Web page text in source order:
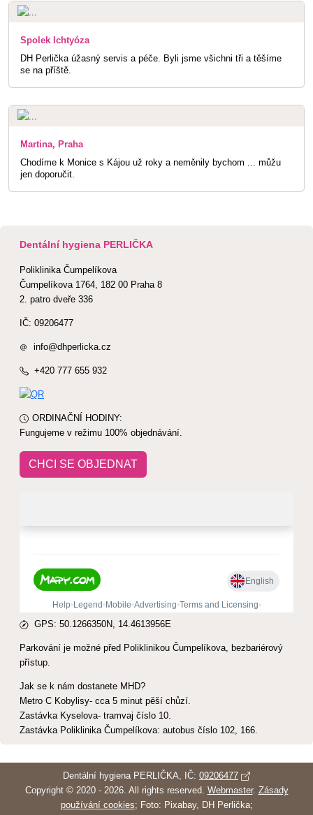
Spolek Ichtyóza
DH Perlička úžasný servis a péče. Byli jsme všichni tři a těšíme
se na příště.
Martina, Praha
Chodíme k Monice s Kájou už roky a neměnily bychom ... můžu
jen doporučit.
Dentální hygiena PERLIČKA
Poliklinika Čumpelíkova
Čumpelíkova 1764, 182 00 Praha 8
2. patro dveře 336
IČ: 09206477
info@dhperlicka.cz
+420 777 655 932
ORDINAČNÍ HODINY:
Fungujeme v režimu 100% objednávání.
CHCI SE OBJEDNAT
GPS: 50.1266350N, 14.4613956E
Parkování je možné před Poliklinikou Čumpelíkova, bezbariérový
přístup.
Jak se k nám dostanete MHD?
Metro C Kobylisy- cca 5 minut pěší chůzí.
Zastávka Kyselova- tramvaj číslo 10.
Zastávka Poliklinika Čumpelíkova: autobus číslo 102, 166.
Dentální hygiena PERLIČKA, IČ: 09206477
Copyright © 2020 - 2026. All rights reserved. Webmaster. Zásady
používání cookies; Foto: Pixabay, DH Perlička;